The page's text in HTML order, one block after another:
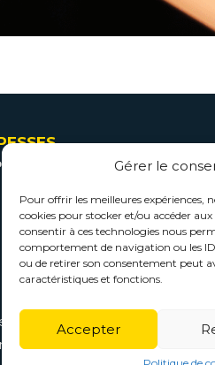
Gérer le
Pour offrir les meilleures expériences,
cookies pour stocker et/ou accéder
consentir à ces technologies nous
comportement de navigation ou les
ou de retirer son consentement peut
caractéristiques et fonctions.
Accepter
devis
Morgane